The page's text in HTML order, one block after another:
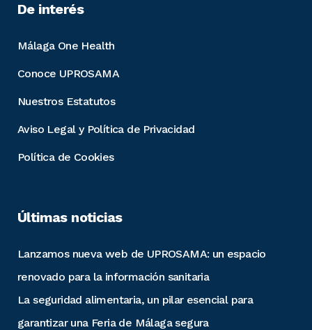
De interés
Málaga One Health
Conoce UPROSAMA
Nuestros Estatutos
Aviso Legal y Política de Privacidad
Política de Cookies
Últimas noticias
Lanzamos nueva web de UPROSAMA: un espacio
renovado para la información sanitaria
La seguridad alimentaria, un pilar esencial para
garantizar una Feria de Málaga segura